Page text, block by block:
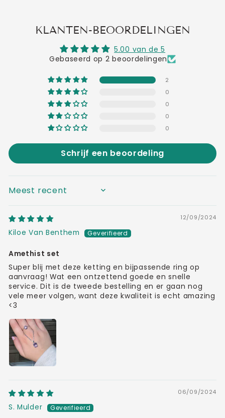
KLANTEN-BEOORDELINGEN
5.00 van de 5
Gebaseerd op 2 beoordelingen
2
0
0
0
0
Schrijf een beoordeling
SORT BY
12/09/2024
Kiloe Van Benthem
Amethist set
Super blij met deze ketting en bijpassende ring op
aanvraag! Wat een ontzettend goede en snelle
service. Dit is de tweede bestelling en er gaan nog
vele meer volgen, want deze kwaliteit is echt amazing
<3
06/09/2024
S. Mulder